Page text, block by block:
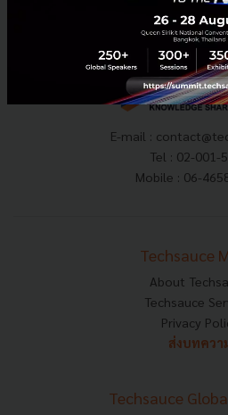
E-mail :
Tel : 02-001-
Mobile : 06-
Techsauce
About
Techsauce
Privacy
ส่งบทควา
Techsauce